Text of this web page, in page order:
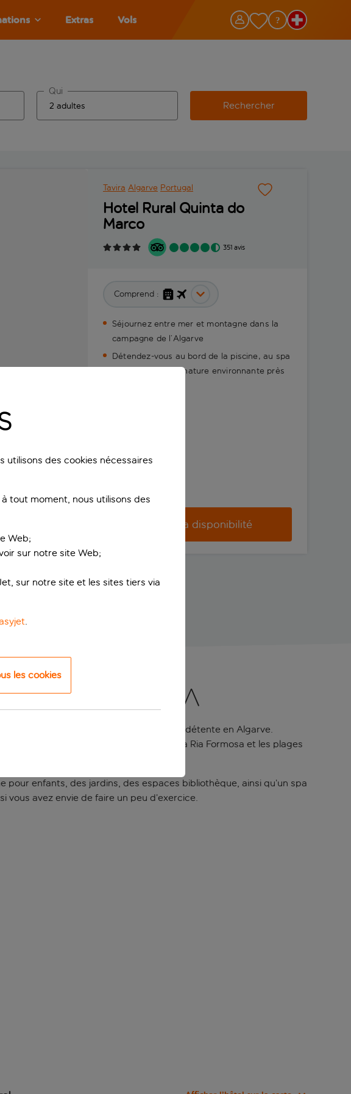
Extras Vols
Qui
Rechercher
Tavira Algarve Portugal
Hotel Rural Quinta do
Marco
351 avis
Comprend :
Séjournez entre mer et montagne dans la
campagne de l’Algarve
Détendez-vous au bord de la piscine, au spa
et en admirant la nature environnante près
Vérifier la disponibilité
à Tavira
paysages pour un séjour de détente en Algarve.
explorer Tavira, l’Algarve orientale, la Ria Formosa et les plages
enfants, des jardins, des espaces bibliothèque, ainsi qu’un spa
avez envie de faire un peu d’exercice.
des cookies nécessaires
tout moment, nous utilisons des
Web;
sur notre site Web;
sur notre site et les sites tiers via
.
les cookies